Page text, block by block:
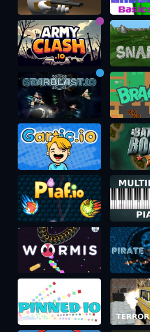
Клик или F чтобы
Пробел чтобы поставить
S чтобы выстрелить (пока
нужно)
Enter чтобы писать в чат